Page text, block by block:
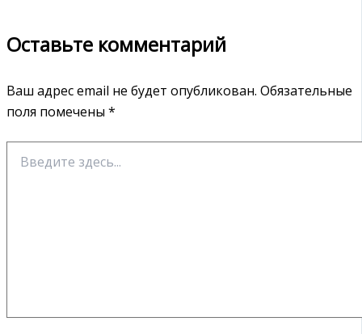
Оставьте комментарий
Ваш адрес email не будет опубликован. Обязательные
поля помечены *
здесь...